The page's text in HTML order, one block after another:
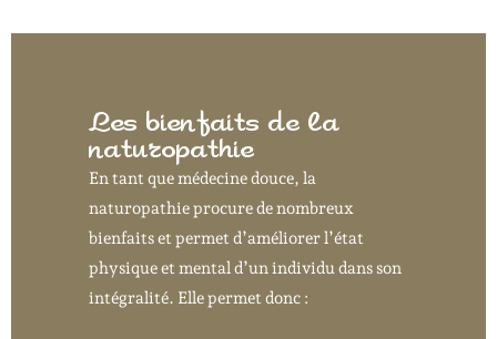
Les bienfaits de la
naturopathie
En tant que médecine douce, la
naturopathie procure de nombreux
bienfaits et permet d’améliorer l’état
physique et mental d’un individu dans son
intégralité. Elle permet donc :